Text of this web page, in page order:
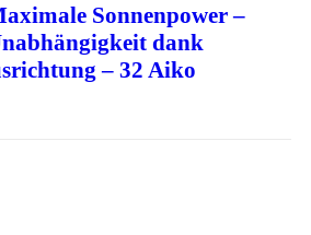
Sonnenpower –
dank
– 32 Aiko